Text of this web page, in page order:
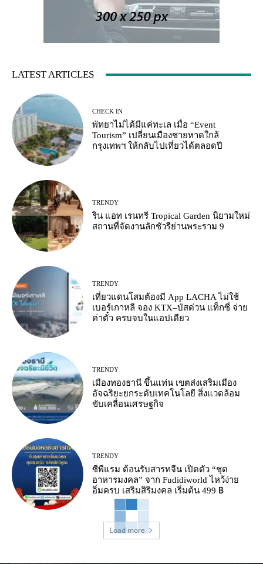
LATEST ARTICLES
CHECK IN
พัทยาไม่ได้มีแค่ทะเล เมื่อ “Event
Tourism” เปลี่ยนเมืองชายหาดใกล้
กรุงเทพฯ ให้กลับไปเที่ยวได้ตลอดปี
TRENDY
ริน แอท เรนทรี Tropical Garden นิยามใหม่
สถานที่จัดงานลักชัวรีย่านพระราม 9
TRENDY
เที่ยวแดนโสมต้องมี App LACHA ไม่ใช้
เบอร์เกาหลี จอง KTX–บัสด่วน แท็กซี่ จ่าย
ค่าตั๋ว ครบจบในแอปเดียว
TRENDY
เมืองทองธานี ขึ้นแท่น เขตส่งเสริมเมือง
อัจฉริยะยกระดับเทคโนโลยี สิ่งแวดล้อม
ขับเคลื่อนเศรษฐกิจ
TRENDY
ซีพีแรม ต้อนรับสารทจีน เปิดตัว “ชุด
อาหารมงคล” จาก Fudidiworld ไหว้ง่าย
อิ่มครบ เสริมสิริมงคล เริ่มต้น 499 ฿
Load more